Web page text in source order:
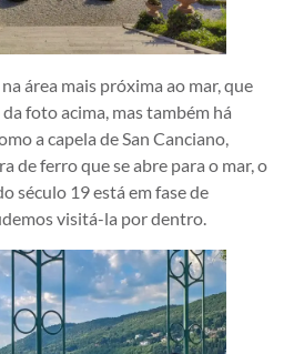
área mais próxima ao mar, que
da foto acima, mas também há
a capela de San Canciano,
de ferro que se abre para o mar, o
século 19 está em fase de
visitá-la por dentro.